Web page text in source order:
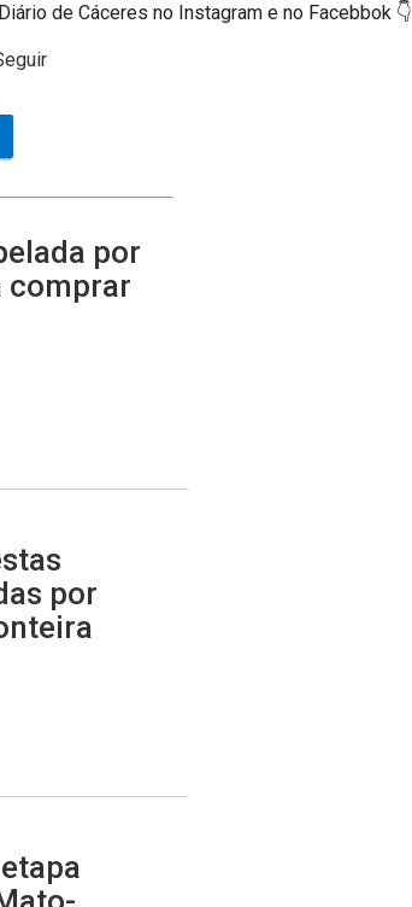
de Cáceres no Instagram e no Facebbok 👇
por
comprar
por